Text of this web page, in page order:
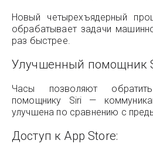
Новый четырехъядерный
обрабатывает задачи
раз быстрее.
Улучшенный помощник
Часы позволяют
помощнику Siri —
улучшена по сравнению с
Доступ к App Store: